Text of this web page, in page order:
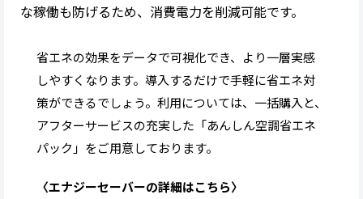
な稼働も防げるため、消費電力を削減可能です。
省エネの効果をデータで可視化でき、より一層実感
しやすくなります。導入するだけで手軽に省エネ対
策ができるでしょう。利用については、一括購入と、
アフターサービスの充実した「あんしん空調省エネ
パック」をご用意しております。
〈エナジーセーバーの詳細はこちら〉